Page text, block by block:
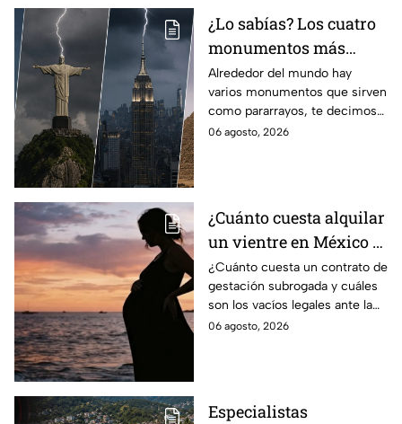
¿Lo sabías? Los cuatro
monumentos más
famosos del mundo que
también funcionan
como pararrayos
Alrededor del mundo hay
varios monumentos que sirven
como pararrayos, te decimos
los cuatro más icónicos y
06 agosto, 2026
¿Cuánto cuesta alquilar
un vientre en México y
en qué estados se
permite la gestación
subrogada?
¿Cuánto cuesta un contrato de
gestación subrogada y cuáles
son los vacíos legales ante la
falta de una ley federal que
06 agosto, 2026
Especialistas